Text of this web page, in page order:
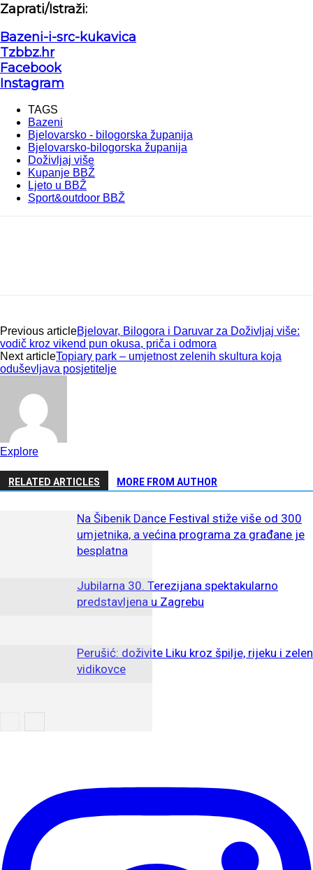
Zaprati/Istraži:
Bazeni-i-src-kukavica
Tzbbz.hr
Facebook
Instagram
TAGS
Bazeni
Bjelovarsko - bilogorska županija
Bjelovarsko-bilogorska županija
Doživljaj više
Kupanje BBŽ
Ljeto u BBŽ
Sport&outdoor BBŽ
Previous articleBjelovar, Bilogora i Daruvar za Doživljaj više:
vodič kroz vikend pun okusa, priča i odmora
Next articleTopiary park – umjetnost zelenih skultura koja
oduševljava posjetitelje
Explore
RELATED ARTICLES MORE FROM AUTHOR
Na Šibenik Dance Festival stiže više od 300
umjetnika, a većina programa za građane je
besplatna
Jubilarna 30. Terezijana spektakularno
predstavljena u Zagrebu
Perušić: doživite Liku kroz špilje, rijeku i
vidikovce